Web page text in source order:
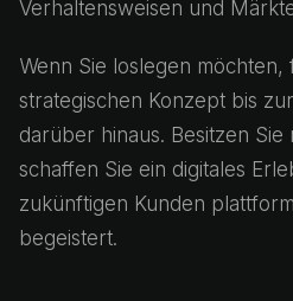
Verhaltensweisen und
Wenn Sie loslegen
strategischen Konzept bis
darüber hinaus. Besitzen
schaffen Sie ein digitales
zukünftigen Kunden
begeistert.